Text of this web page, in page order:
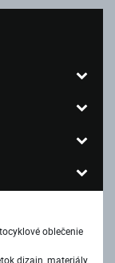
oblečenie
dizajn, materiály,